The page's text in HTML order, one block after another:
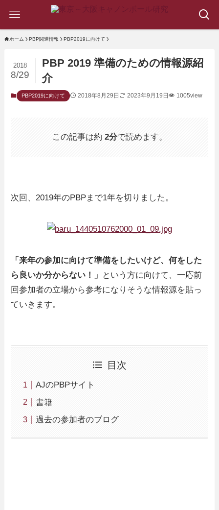
ホーム PBP関連情報 PBP2019に向けて
PBP 2019 準備のための情報源紹
介
2018
8/29
PBP2019に向けて 2018年8月29日 2023年9月19日 1005view
この記事は約 2分で読めます。
次回、2019年のPBPまで1年を切りました。
「来年の参加に向けて準備をしたいけど、何をした
ら良いか分からない！」
という方に向けて、一応前
回参加者の立場から参考になりそうな情報源を貼っ
ていきます。
目次
AJのPBPサイト
書籍
過去の参加者のブログ